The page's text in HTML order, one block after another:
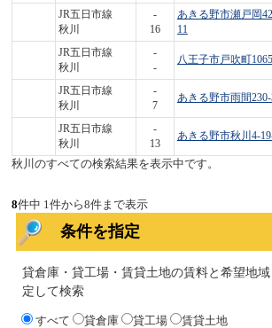
JR五日市線
秋川
-
16
あきる野市瀬戸岡
11
JR五日市線
秋川
-
-
八王子市戸吹町
JR五日市線
秋川
-
7
あきる野市雨間
JR五日市線
秋川
-
13
あきる野市秋川4-
秋川のすべての検索結果を表示中です。
8件中 1件から8件まで表示
条件を指定
貸倉庫・貸工場・賃貸土地の賃料と希望地
定して検索
すべて 貸倉庫 貸工場 賃貸土地